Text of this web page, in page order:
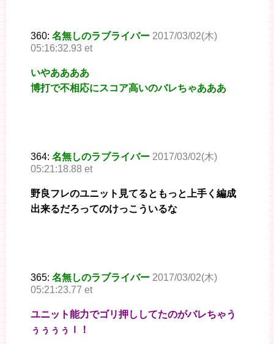
360: 名無しのラブライバー 2017/03/02(木)
05:16:32.93 et
いやああああ
博打で不相応にスコア高いのバレちゃあああ
364: 名無しのラブライバー 2017/03/02(木)
05:21:18.88 et
野良フレのユニット見てるともっと上手く編成
出来るだろってのけっこういるな
365: 名無しのラブライバー 2017/03/02(木)
05:21:23.77 et
ユニット能力でゴリ押ししてたのがバレちゃう
ぅぅぅぅｌ！